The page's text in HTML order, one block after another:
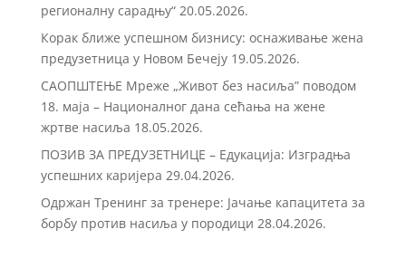
регионалну сарадњу“ 20.05.2026.
Корак ближе успешном бизнису: оснаживање жена
предузетница у Новом Бечеју 19.05.2026.
САОПШТЕЊЕ Мреже „Живот без насиља” поводом
18. маја – Националног дана сећања на жене
жртве насиља 18.05.2026.
ПОЗИВ ЗА ПРЕДУЗЕТНИЦЕ – Eдукација: Изградња
успешних каријера 29.04.2026.
Одржан Тренинг за тренере: Јачање капацитета за
борбу против насиља у породици 28.04.2026.